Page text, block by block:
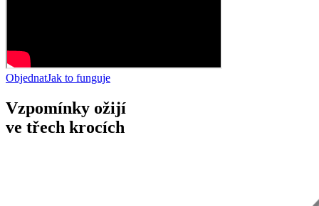
ObjednatJak to funguje
Vzpomínky ožijí
ve třech krocích